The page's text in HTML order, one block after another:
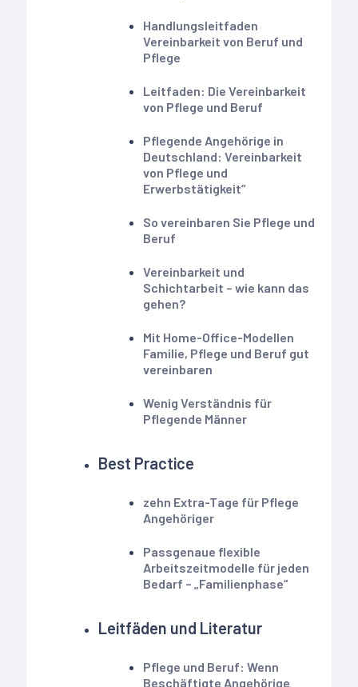
Handlungsleitfaden
Vereinbarkeit von Beruf und
Pflege
Leitfaden: Die Vereinbarkeit
von Pflege und Beruf
Pflegende Angehörige in
Deutschland: Vereinbarkeit
von Pflege und
Erwerbstätigkeit“
So vereinbaren Sie Pflege und
Beruf
Vereinbarkeit und
Schichtarbeit – wie kann das
gehen?
Mit Home-Office-Modellen
Familie, Pflege und Beruf gut
vereinbaren
Wenig Verständnis für
Pflegende Männer
Best Practice
zehn Extra-Tage für Pflege
Angehöriger
Passgenaue flexible
Arbeitszeitmodelle für jeden
Bedarf – „Familienphase“
Leitfäden und Literatur
Pflege und Beruf: Wenn
Beschäftigte Angehörige